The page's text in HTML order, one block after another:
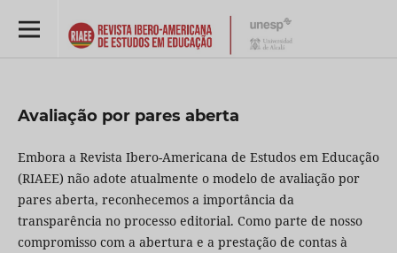
Avaliação por pares aberta
Embora a Revista Ibero-Americana de Estudos em Educação
(RIAEE) não adote atualmente o modelo de avaliação por
pares aberta, reconhecemos a importância da
transparência no processo editorial. Como parte de nosso
compromisso com a abertura e a prestação de contas à